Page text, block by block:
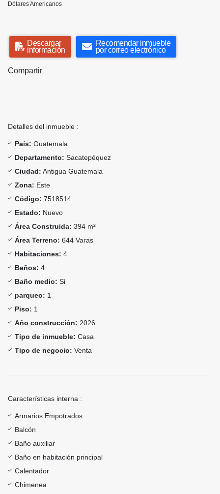
Dólares Americanos
Descargar
información
Recomendar inmueble
por correo electrónico
Compartir
Detalles del inmueble :
País: Guatemala
Departamento: Sacatepéquez
Ciudad: Antigua Guatemala
Zona: Este
Código: 7518514
Estado: Nuevo
Área Construida: 394 m²
Área Terreno: 644 Varas
Habitaciones: 4
Baños: 4
Baño medio: Si
parqueo: 1
Piso: 1
Año construcción: 2026
Tipo de inmueble: Casa
Tipo de negocio: Venta
Características interna :
Armarios Empotrados
Balcón
Baño auxiliar
Baño en habitación principal
Calentador
Chimenea